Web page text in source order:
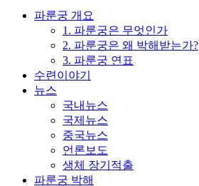
파룬궁 개요
1. 파룬궁은 무엇인가
2. 파룬궁은 왜 박해받는가?
3. 파룬궁 연표
수련이야기
뉴스
국내뉴스
국제뉴스
중국뉴스
언론보도
생체 장기적출
파룬궁 박해